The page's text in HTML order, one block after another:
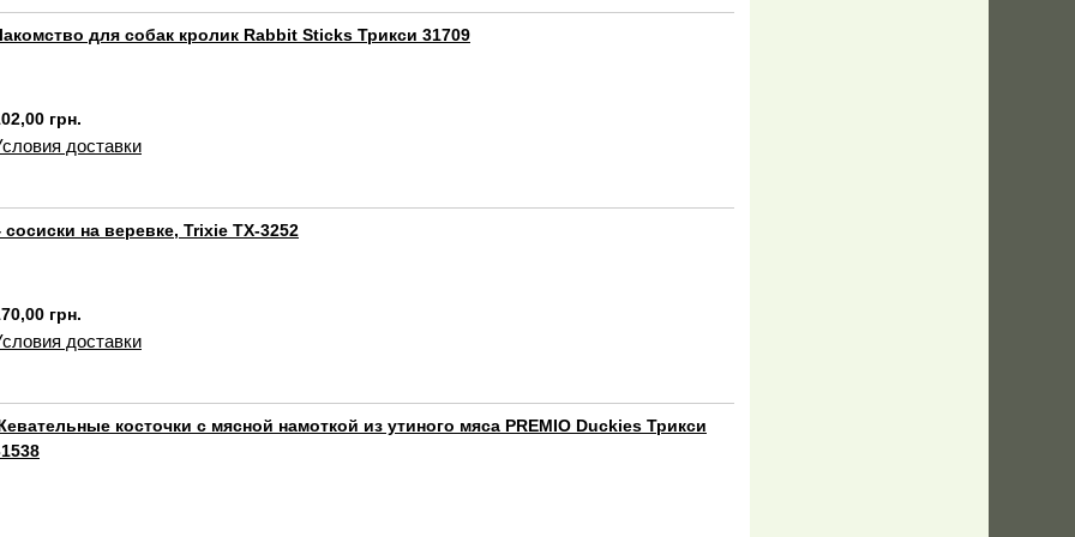
для собак кролик Rabbit Sticks Трикси 31709
грн.
доставки
сосиски на веревке, Trixie TX-3252
грн.
доставки
косточки с мясной намоткой из утиного мяса PREMIO Duckies Трикси